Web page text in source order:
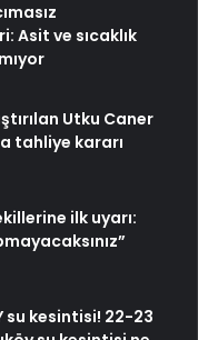
Asit ve sıcaklık
Utku Caner
tahliye kararı
ilk uyarı:
su kesintisi! 22-23